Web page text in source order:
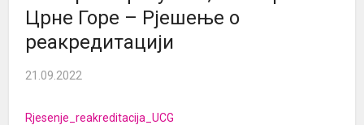
Црне Горе – Рјешење о
реакредитацији
21.09.2022
Rjesenje_reakreditacija_UCG